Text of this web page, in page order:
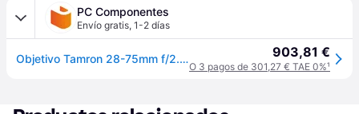
PC Componentes
Envío gratis, 1-2 días
Objetivo Tamron 28-75mm f/2.8 Di III VXD G2 Montura Nikon Z 903,81 €
O 3 pagos de 301,27 € TAE 0%¹